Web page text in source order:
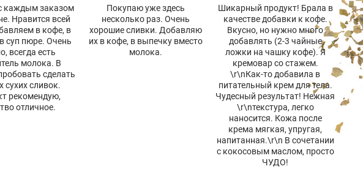
каждым заказом
Нравится всей
в кофе, в
суп пюре. Очень
всегда есть
молока. В
сделать
сухих сливок.
рекомендую,
отличное.
Покупаю уже здесь
несколько раз. Очень
хорошие сливки. Добавляю
их в кофе, в выпечку вместо
молока.
Шикарный продукт! Брала в
качестве добавки к кофе.
Вкусно, но нужно много
добавлять (2-3 чайные
ложки на чашку кофе). Я
кремовар со стажем.
\r\nКак-то добавила в
питательный крем для тела.
Чудесный результат! Нежная
\r\nтекстура, легко
наносится. Кожа после
крема мягкая, упругая,
напитанная.\r\n В сочетании
с кокосовым маслом, просто
ЧУДО!